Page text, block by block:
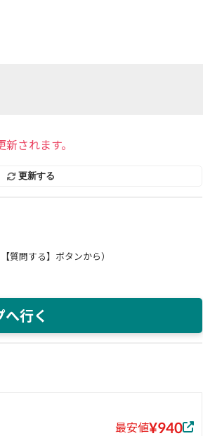
されます。
更新する
質問する】ボタンから）
へ行く
最安値¥940